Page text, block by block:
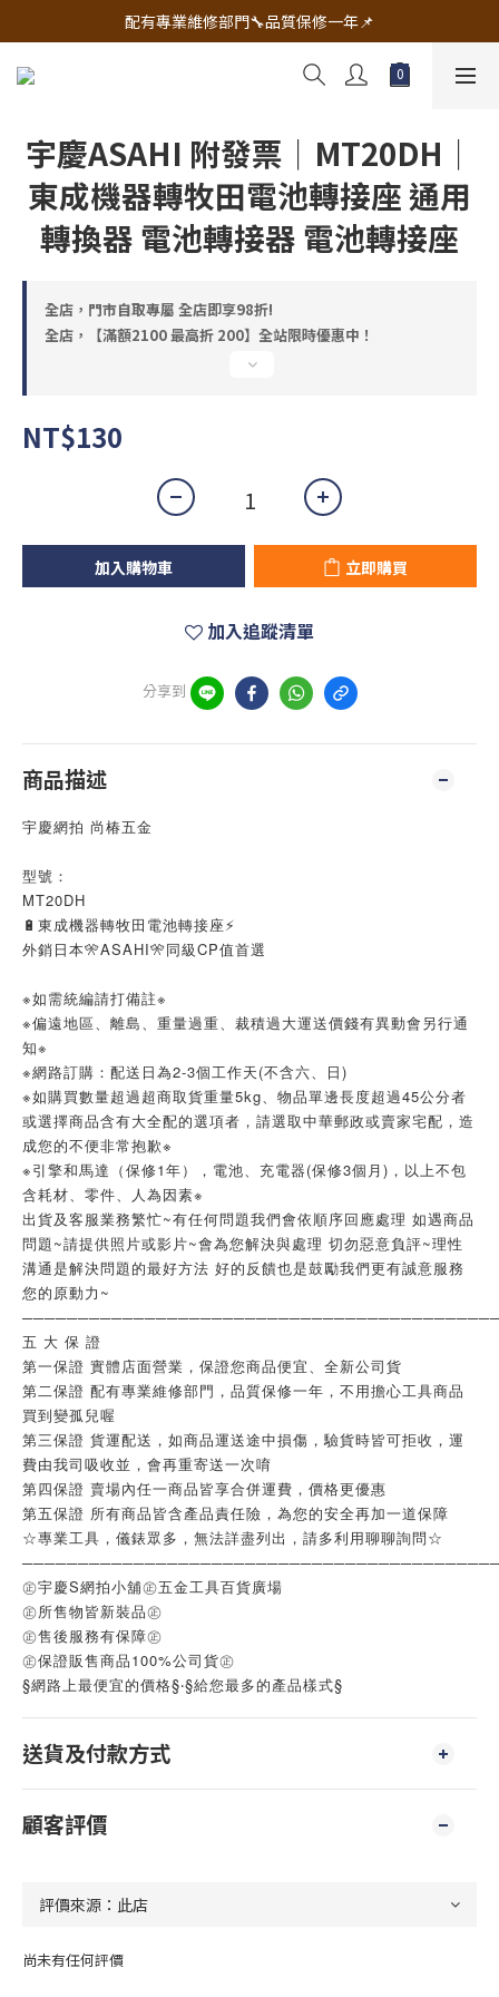
🔧電動工具&五金唯一首選 宇慶五金網拍🔧
配有專業維修部門🔧品質保修一年📌
🔧電動工具&五金唯一首選 宇慶五金網拍🔧
宇慶ASAHI 附發票｜MT20DH｜
東成機器轉牧田電池轉接座 通用
轉換器 電池轉接器 電池轉接座
全店，門市自取專屬 全店即享98折!
全店，【滿額2100 最高折 200】全站限時優惠中！
NT$130
加入購物車 立即購買
加入追蹤清單
分享到
商品描述
宇慶網拍 尚椿五金
型號：
MT20DH
🔋東成機器轉牧田電池轉接座⚡
外銷日本🎌ASAHI🎌同級CP值首選
※如需統編請打備註※
※偏遠地區、離島、重量過重、裁積過大運送價錢有異動會另行通
知※
※網路訂購：配送日為2-3個工作天(不含六、日)
※如購買數量超過超商取貨重量5kg、物品單邊長度超過45公分者
或選擇商品含有大全配的選項者，請選取中華郵政或賣家宅配，造
成您的不便非常抱歉※
※引擎和馬達（保修1年），電池、充電器(保修3個月)，以上不包
含耗材、零件、人為因素※
出貨及客服業務繁忙~有任何問題我們會依順序回應處理 如遇商品
問題~請提供照片或影片~會為您解決與處理 切勿惡意負評~理性
溝通是解決問題的最好方法 好的反饋也是鼓勵我們更有誠意服務
您的原動力~
五 大 保 證
第一保證 實體店面營業，保證您商品便宜、全新公司貨
第二保證 配有專業維修部門，品質保修一年，不用擔心工具商品
買到變孤兒喔
第三保證 貨運配送，如商品運送途中損傷，驗貨時皆可拒收，運
費由我司吸收並，會再重寄送一次唷
第四保證 賣場內任一商品皆享合併運費，價格更優惠
第五保證 所有商品皆含產品責任險，為您的安全再加一道保障
☆專業工具，儀錶眾多，無法詳盡列出，請多利用聊聊詢問☆
㊣宇慶S網拍小舖㊣五金工具百貨廣場
㊣所售物皆新裝品㊣
㊣售後服務有保障㊣
㊣保證販售商品100%公司貨㊣
§網路上最便宜的價格§‧§給您最多的產品樣式§
送貨及付款方式
顧客評價
尚未有任何評價